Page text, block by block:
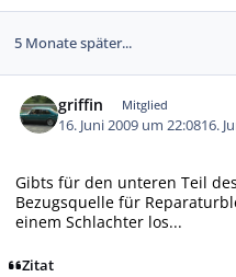
5 Monate später...
griffin Mitglied
16. Juni 2009 um 22:0816.
Gibts für den unteren Teil
Bezugsquelle für
einem Schlachter los...
Zitat